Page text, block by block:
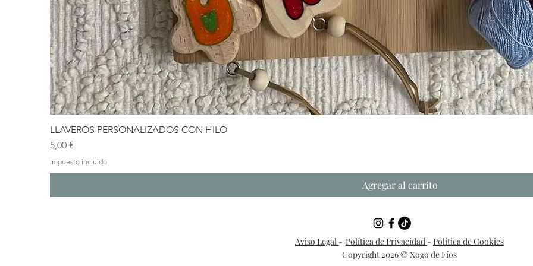
LLAVEROS PERSONALIZADOS CON HILO
Precio
5,00 €
Impuesto incluido
Agregar al carrito
Aviso Legal - Política de Privacidad - Política de Cookies
Copyright 2026 © Xogo de Fíos